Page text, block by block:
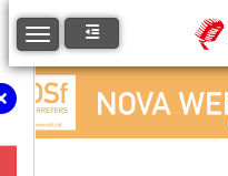
Toggle navigation